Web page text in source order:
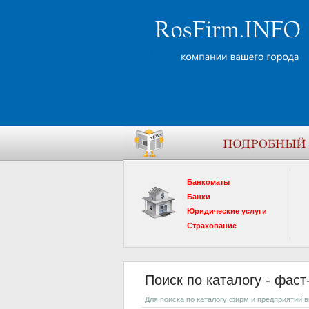
Банкоматы
Банки
Юридические услуги
Страхование
Поиск по каталогу -
Для поиска по каталогу фирм и предприятий